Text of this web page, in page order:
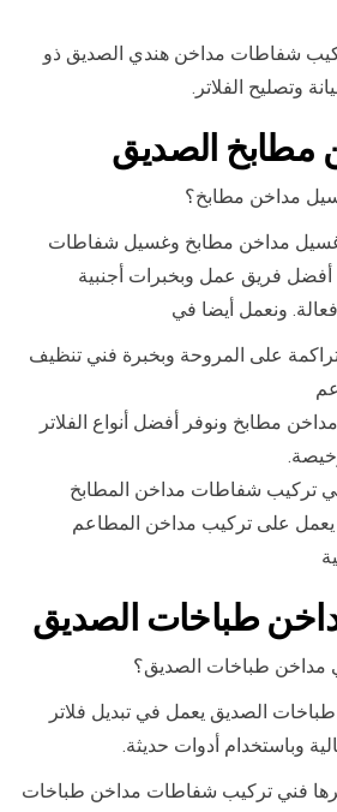
شفاطات مداخن هندي الصديق ذو
وتصليح الفلاتر.
مطابخ الصديق
مداخن مطابخ؟
مداخن مطابخ وغسيل شفاطات
أفضل فريق عمل وبخبرات أجنبية
ونعمل أيضا في
على المروحة وبخبرة فني تنظيف
مداخن مطابخ ونوفر أفضل أنواع الفلاتر
تركيب شفاطات مداخن المطابخ
يعمل على تركيب مداخن المطاعم
طباخات الصديق
طباخات الصديق؟
طباخات الصديق يعمل في تبديل فلاتر
وباستخدام أدوات حديثة.
فني تركيب شفاطات مداخن طباخات